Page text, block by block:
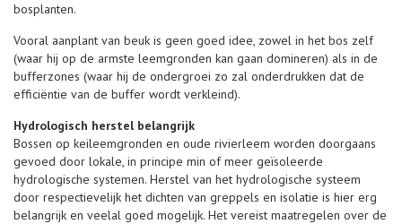
bosplanten.
Vooral aanplant van beuk is geen goed idee, zowel in het bos zelf
(waar hij op de armste leemgronden kan gaan domineren) als in de
bufferzones (waar hij de ondergroei zo zal onderdrukken dat de
efficiëntie van de buffer wordt verkleind).
Hydrologisch herstel belangrijk
Bossen op keileemgronden en oude rivierleem worden doorgaans
gevoed door lokale, in principe min of meer geïsoleerde
hydrologische systemen. Herstel van het hydrologische systeem
door respectievelijk het dichten van greppels en isolatie is hier erg
belangrijk en veelal goed mogelijk. Het vereist maatregelen over de